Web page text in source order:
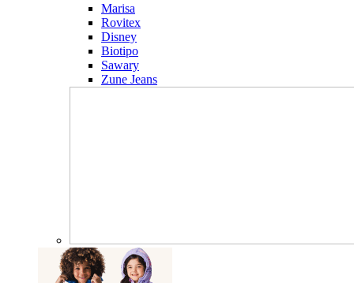
Marisa
Rovitex
Disney
Biotipo
Sawary
Zune Jeans